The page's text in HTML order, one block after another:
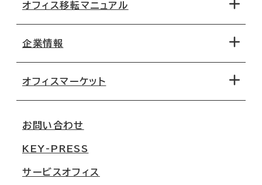
地図から探す
路線・駅から探す
オフィス移転マニュアル
移転コストシミュレーション
移転スケジュール
オフィス移転Q&A
企業情報
オフィスマーケット
大阪
名古屋
お問い合わせ
KEY-PRESS
サービスオフィス